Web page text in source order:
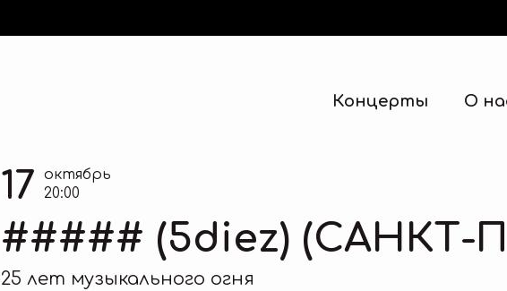
Концерты О
17
октябрь
20:00
##### (5diez) (САНКТ-
25 лет музыкального огня